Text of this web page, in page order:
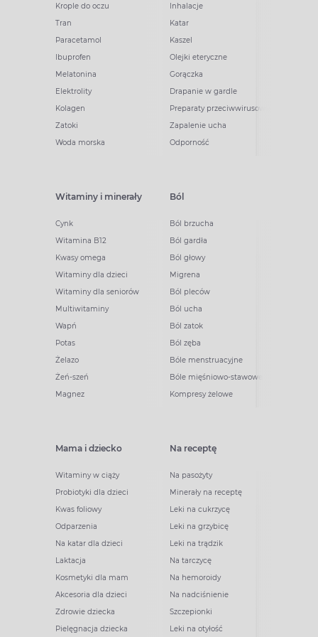
Krople do oczu
Tran
Paracetamol
Ibuprofen
Melatonina
Elektrolity
Kolagen
Zatoki
Woda morska
Inhalacje
Katar
Kaszel
Olejki eteryczne
Gorączka
Drapanie w gardle
Preparaty przeciwwirusowe
Zapalenie ucha
Odporność
Witaminy i minerały
Cynk
Witamina B12
Kwasy omega
Witaminy dla dzieci
Witaminy dla seniorów
Multiwitaminy
Wapń
Potas
Żelazo
Żeń-szeń
Magnez
Ból
Ból brzucha
Ból gardła
Ból głowy
Migrena
Ból pleców
Ból ucha
Ból zatok
Ból zęba
Bóle menstruacyjne
Bóle mięśniowo-stawowe
Kompresy żelowe
Mama i dziecko
Witaminy w ciąży
Probiotyki dla dzieci
Kwas foliowy
Odparzenia
Na katar dla dzieci
Laktacja
Kosmetyki dla mam
Akcesoria dla dzieci
Zdrowie dziecka
Pielęgnacja dziecka
Na receptę
Na pasożyty
Minerały na receptę
Leki na cukrzycę
Leki na grzybicę
Leki na trądzik
Na tarczycę
Na hemoroidy
Na nadciśnienie
Szczepionki
Leki na otyłość